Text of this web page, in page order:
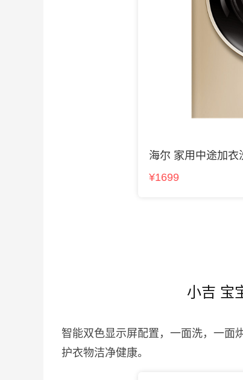
海尔 家用中途加衣
¥1699
小吉 宝
智能双色显示屏配置，一面洗，一面
护衣物洁净健康。